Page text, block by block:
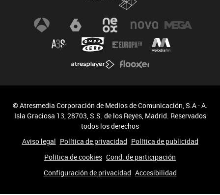
© Atresmedia Corporación de Medios de Comunicación, S.A - A.
Isla Graciosa 13, 28703, S.S. de los Reyes, Madrid. Reservados
todos los derechos
Aviso legal Política de privacidad Política de publicidad
Política de cookies Cond. de participación
Configuración de privacidad Accesibilidad